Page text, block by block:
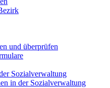
und überprüfen
Sozialverwaltung
in der Sozialverwaltung